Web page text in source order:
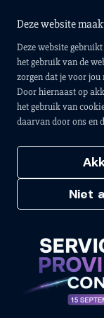
Deze website
Deze website
het gebruik van de
zorgen dat je voor
Door hiernaast op
het gebruik van
daarvan door ons en
Niet